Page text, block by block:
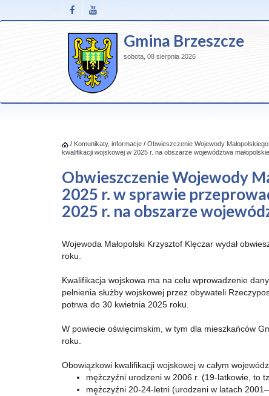
Gmina Brzeszcze
sobota, 08 sierpnia 2026
/ Komunikaty, informacje / Obwieszczenie Wojewody
kwalifikacji wojskowej w 2025 r. na obszarze województwa
Obwieszczenie Wojewody
2025 r. w sprawie
2025 r. na obszarze
Wojewoda Małopolski Krzysztof Klęczar wydał
roku.
Kwalifikacja wojskowa ma na celu wprowadzenie
pełnienia służby wojskowej przez obywateli
potrwa do 30 kwietnia 2025 roku.
W powiecie oświęcimskim, w tym dla mieszkańców
roku.
Obowiązkowi kwalifikacji wojskowej w całym
mężczyźni urodzeni w 2006 r. (19-latkowie, to
mężczyźni 20-24-letni (urodzeni w latach